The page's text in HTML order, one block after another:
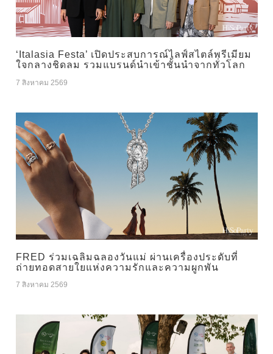
‘Italasia Festa’ เปิดประสบการณ์ไลฟ์สไตล์พรีเมียม
ใจกลางชิดลม รวมแบรนด์นำเข้าชั้นนำจากทั่วโลก
7 สิงหาคม 2569
FRED ร่วมเฉลิมฉลองวันแม่ ผ่านเครื่องประดับที่
ถ่ายทอดสายใยแห่งความรักและความผูกพัน
7 สิงหาคม 2569